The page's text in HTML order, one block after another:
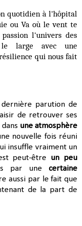
quotidien à l'hôpital
ou Va où le vent te
l'univers des
large avec une
qui nous fait
dernière parution de
de retrouver ses
une atmosphère
nouvelle fois réuni
insuffle vraiment un
peut-être un peu
par unecertaine
aussi par le fait que
de la part de